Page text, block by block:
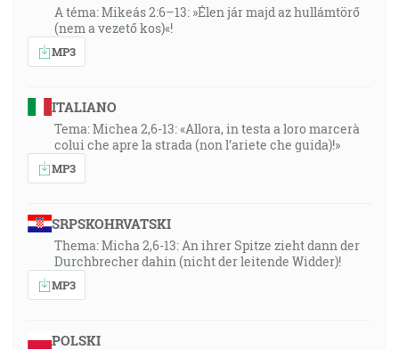
A téma: Mikeás 2:6–13: »Élen jár majd az hullámtörő
(nem a vezető kos)«!
MP3
ITALIANO
Tema: Michea 2,6-13: «Allora, in testa a loro marcerà
colui che apre la strada (non l’ariete che guida)!»
MP3
SRPSKOHRVATSKI
Thema: Micha 2,6-13: An ihrer Spitze zieht dann der
Durchbrecher dahin (nicht der leitende Widder)!
MP3
POLSKI